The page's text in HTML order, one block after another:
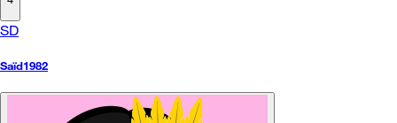
SD
Saïd1982